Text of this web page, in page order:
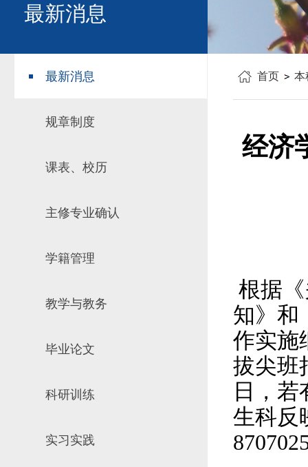
学科设置
工会之声
人事培训
博士后管理
主修专业确认
学籍管理
教学与教务
毕业论文
科研训练
对外交流
最新消息
最新消息
规章制度
课表、校历
主修专业确认
学籍管理
教学与教务
毕业论文
科研训练
实习实践
首页 本
经济
根据《
知》和
作实施
拔尖班
日，
生科反